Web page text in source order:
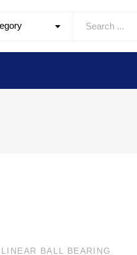
BALL BEARING